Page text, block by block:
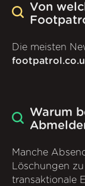
Von
Die meisten
Warum
Manche
Löschungen
transaktionale